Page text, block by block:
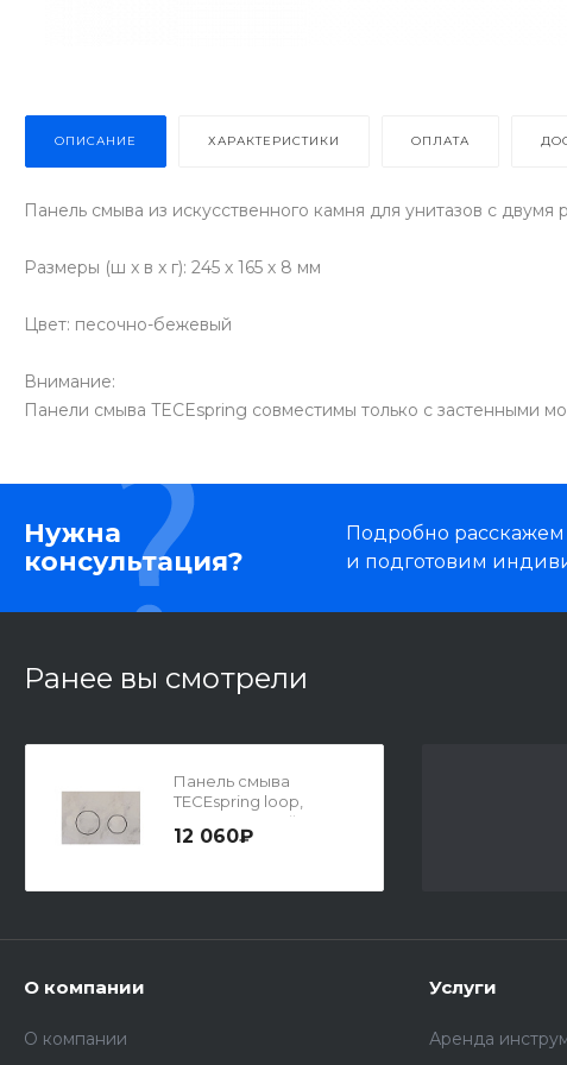
ОПИСАНИЕ ХАРАКТЕРИСТИКИ ОПЛАТА
Панель смыва из искусственного камня для унитазов c
Размеры (ш x в x г): 245 х 165 х 8 мм
Цвет: песочно-бежевый
Внимание:
Панели смыва TECEspring совместимы только с застенными
Нужна
консультация?
Подробно расскажем
и подготовим
Ранее вы смотрели
Панель смыва
TECEspring loop,
искусственный
камень, песочно-
12 060₽
О компании
О компании
Услуги
Аренда